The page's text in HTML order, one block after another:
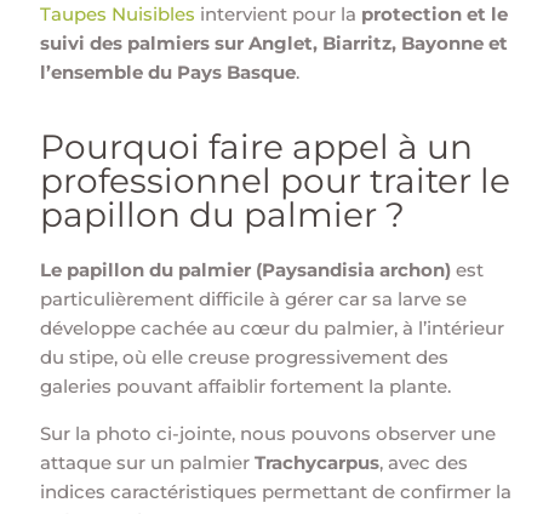
Taupes Nuisibles intervient pour la protection et le
suivi des palmiers sur Anglet, Biarritz, Bayonne et
l’ensemble du Pays Basque.
Pourquoi faire appel à un
professionnel pour traiter le
papillon du palmier ?
Le papillon du palmier (Paysandisia archon) est
particulièrement difficile à gérer car sa larve se
développe cachée au cœur du palmier, à l’intérieur
du stipe, où elle creuse progressivement des
galeries pouvant affaiblir fortement la plante.
Sur la photo ci-jointe, nous pouvons observer une
attaque sur un palmier Trachycarpus, avec des
indices caractéristiques permettant de confirmer la